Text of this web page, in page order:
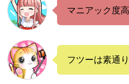
マニアック度高
フツーは素通